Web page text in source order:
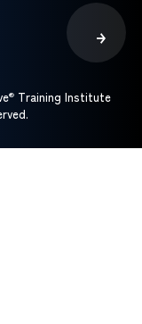
®Training Institute